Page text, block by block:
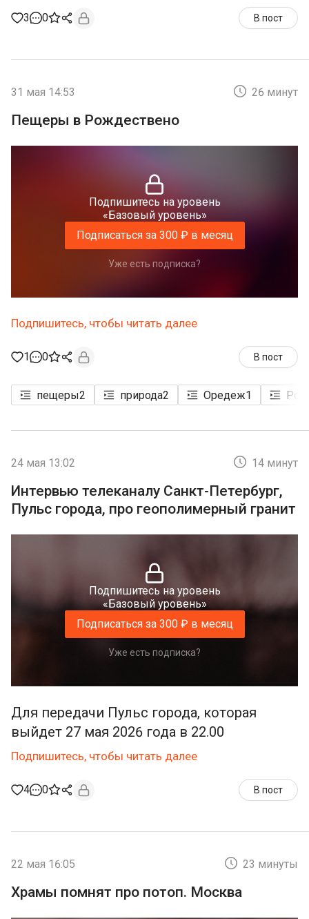
3 0 В пост
31 мая 14:53 26 минут
Пещеры в Рождествено
Подпишитесь на уровень
«Базовый уровень»
Подписаться за 300 ₽ в месяц
Уже есть подписка?
Подпишитесь, чтобы читать далее
1 0 В пост
пещеры2 природа2 Оредеж1
24 мая 13:02 14 минут
Интервью телеканалу Санкт-Петербург,
Пульс города, про геополимерный гранит
Подпишитесь на уровень
«Базовый уровень»
Подписаться за 300 ₽ в месяц
Уже есть подписка?
Для передачи Пульс города, которая
выйдет 27 мая 2026 года в 22.00
Подпишитесь, чтобы читать далее
4 0 В пост
22 мая 16:05 23 минуты
Храмы помнят про потоп. Москва